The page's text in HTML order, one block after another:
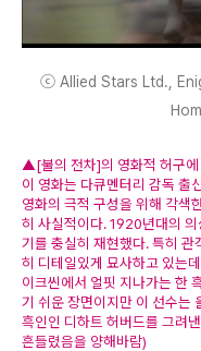
ⓒ Allied Stars Ltd.,
▲[불의 전차]의 영화적 허구에
이 영화는 다큐멘터리 감독 출
영화의 극적 구성을 위해 각색
히 사실적이다. 1920년대의
기를 충실히 재현했다. 특히
히 디테일있게 묘사하고 있는
이크씬에서 얼핏 지나가는 한
기 쉬운 장면이지만 이 선수는
흑인인 디하트 허버드를 그려
흔들렸음을 양해바람)